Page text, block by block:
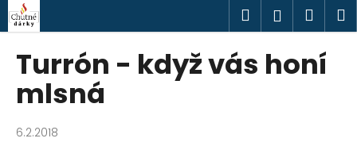
Přejít
na
obsah
Hledat
Turrón - když vás honí
mlsná
6.2.2018
K
o
C
o
p